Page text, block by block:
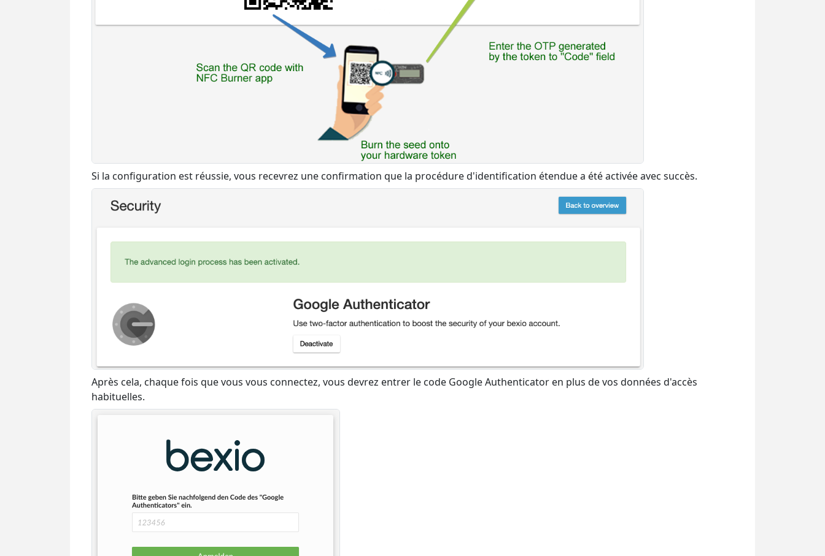
Si la configuration est réussie, vous recevrez une confirmation que la procédure d'identification étendue a été activée avec succès.
Après cela, chaque fois que vous vous connectez, vous devrez entrer le code Google Authenticator en plus de vos données d'accès
habituelles.